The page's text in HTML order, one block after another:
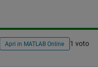
Apri in MATLAB Online 1 voto